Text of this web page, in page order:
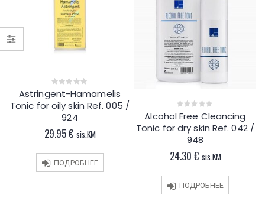
0
out
of
Astringent-Hamamelis
Tonic for oily skin Ref. 005 /
924
29.95€ sis.KM
ПОДРОБНЕЕ
0
of
Alcohol Free Cleancing
Tonic for dry skin Ref. 042 /
948
24.30 € sis.KM
ПОДРОБНЕЕ